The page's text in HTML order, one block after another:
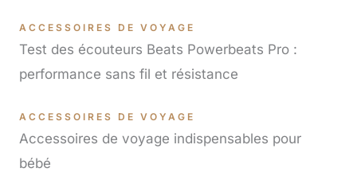
ACCESSOIRES DE VOYAGE
Test des écouteurs Beats Powerbeats Pro :
performance sans fil et résistance
ACCESSOIRES DE VOYAGE
Accessoires de voyage indispensables pour
bébé